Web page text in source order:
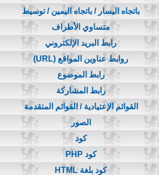
باتجاه اليسار / باتجاه اليمين / توسيط
متساوي الأطراف
رابط البريد الإلكتروني
روابط عناوين المواقع (URL)
رابط الموضوع
رابط المشاركة
القوائم الإعتيادية / القوائم المتقدمة
الصور
كود
كود PHP
كود بلغة HTML